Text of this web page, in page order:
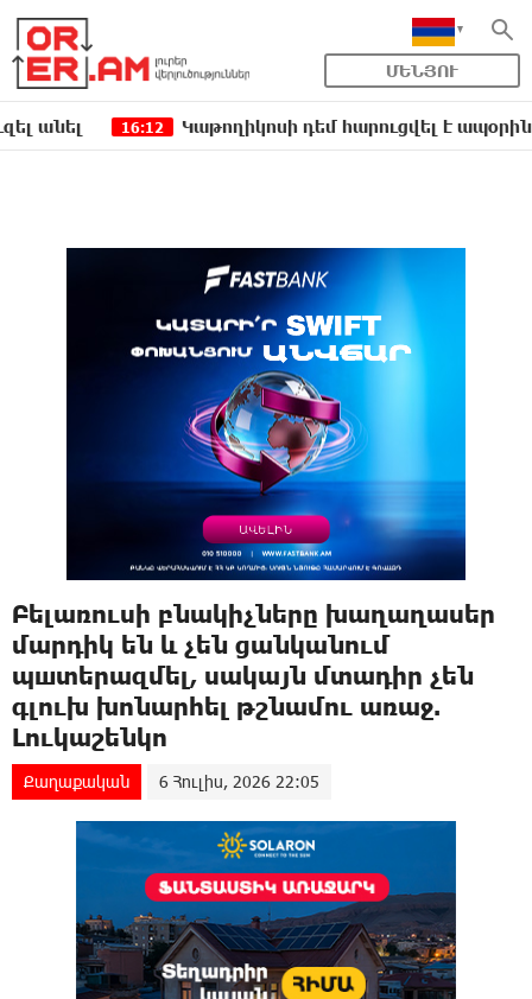
ՄԵՆՅՈՒ
16:12 Կաթողիկոսի դեմ հարուցվել է ապօրինի
Բելառուսի բնակիչները խաղաղասեր
մարդիկ են և չեն ցանկանում
պшտերազմել, սակայն մտադիր չեն
գլուխ խnնարհել թշնամnւ առաջ.
Լուկաշենկո
Քաղաքական 6 Հուլիս, 2026 22:05